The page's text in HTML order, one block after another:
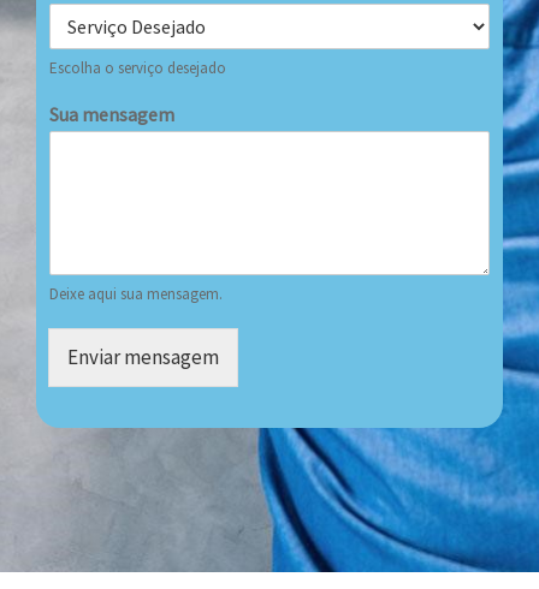
Escolha o serviço desejado
Sua mensagem
Deixe aqui sua mensagem.
Enviar mensagem